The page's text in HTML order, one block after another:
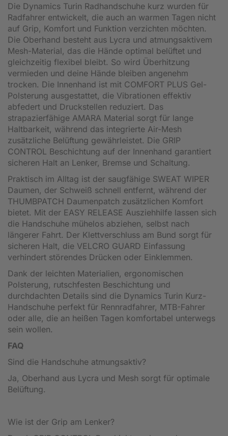
Die Dynamics Turin Radhandschuhe kurz wurden für
Radfahrer entwickelt, die auch an warmen Tagen nicht
auf Grip, Komfort und Funktion verzichten möchten.
Die Oberhand besteht aus Lycra und atmungsaktivem
Mesh-Material, das die Hände optimal belüftet und
gleichzeitig flexibel bleibt. So wird Überhitzung
vermieden und deine Hände bleiben angenehm
trocken. Die Innenhand ist mit COMFORT PLUS Gel-
Polsterung ausgestattet, die Vibrationen effektiv
abfedert und Druckstellen reduziert. Das
strapazierfähige AMARA Material sorgt für lange
Haltbarkeit, während das integrierte Air-Mesh
zusätzliche Belüftung gewährleistet. Die GRIP
CONTROL Beschichtung auf der Innenhand garantiert
sicheren Halt an Lenker, Bremse und Schaltung.
Praktisch im Alltag ist der saugfähige SWEAT WIPER
Daumen, der Schweiß schnell entfernt, während der
THUMBPATCH Daumenpatch zusätzlichen Komfort
bietet. Mit der EASY RELEASE Ausziehhilfe lassen sich
die Handschuhe mühelos abziehen, selbst nach
längerer Fahrt. Der Klettverschluss am Bund sorgt für
sicheren Halt, die VELCRO GUARD Einfassung
verhindert störendes Drücken oder Einklemmen.
Dank der leichten Materialien, ergonomischen
Polsterung, rutschfesten Beschichtung und
durchdachten Details sind die Dynamics Turin Kurz-
Handschuhe perfekt für Rennradfahrer, MTB-Fahrer
oder alle, die an heißen Tagen komfortabel unterwegs
sein wollen.
FAQ
Sind die Handschuhe atmungsaktiv?
Ja, Oberhand aus Lycra und Mesh sorgt für optimale
Belüftung.
Wie ist der Grip am Lenker?